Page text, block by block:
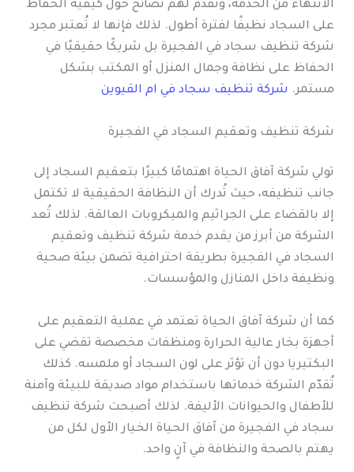
الانتهاء من الخدمة، وتقدم لهم نصائح حول كيفية الحفاظ
على السجاد نظيفًا لفترة أطول. لذلك فإنها لا تُعتبر مجرد
شركة تنظيف سجاد في الفجيرة بل شريكًا حقيقيًا في
الحفاظ على نظافة وجمال المنزل أو المكتب بشكل
مستمر. شركة تنظيف سجاد في ام القيوين
شركة تنظيف وتعقيم السجاد في الفجيرة
تولي شركة آفاق الحياة اهتمامًا كبيرًا بتعقيم السجاد إلى
جانب تنظيفه، حيث تُدرك أن النظافة الحقيقية لا تكتمل
إلا بالقضاء على الجراثيم والميكروبات العالقة. لذلك تُعد
الشركة من أبرز من يقدم خدمة شركة تنظيف وتعقيم
السجاد في الفجيرة بطريقة احترافية تضمن بيئة صحية
ونظيفة داخل المنازل والمؤسسات.
كما أن شركة آفاق الحياة تعتمد في عملية التعقيم على
أجهزة بخار عالية الحرارة ومنظفات مخصصة تقضي على
البكتيريا دون أن تؤثر على لون السجاد أو ملمسه. كذلك
تُقدّم الشركة خدماتها باستخدام مواد صديقة للبيئة وآمنة
للأطفال والحيوانات الأليفة. لذلك أصبحت شركة تنظيف
سجاد في الفجيرة من آفاق الحياة الخيار الأول لكل من
يهتم بالصحة والنظافة في آنٍ واحد.